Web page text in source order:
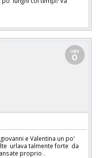
e Valentina un po'
urlava talmente forte da
proprio .